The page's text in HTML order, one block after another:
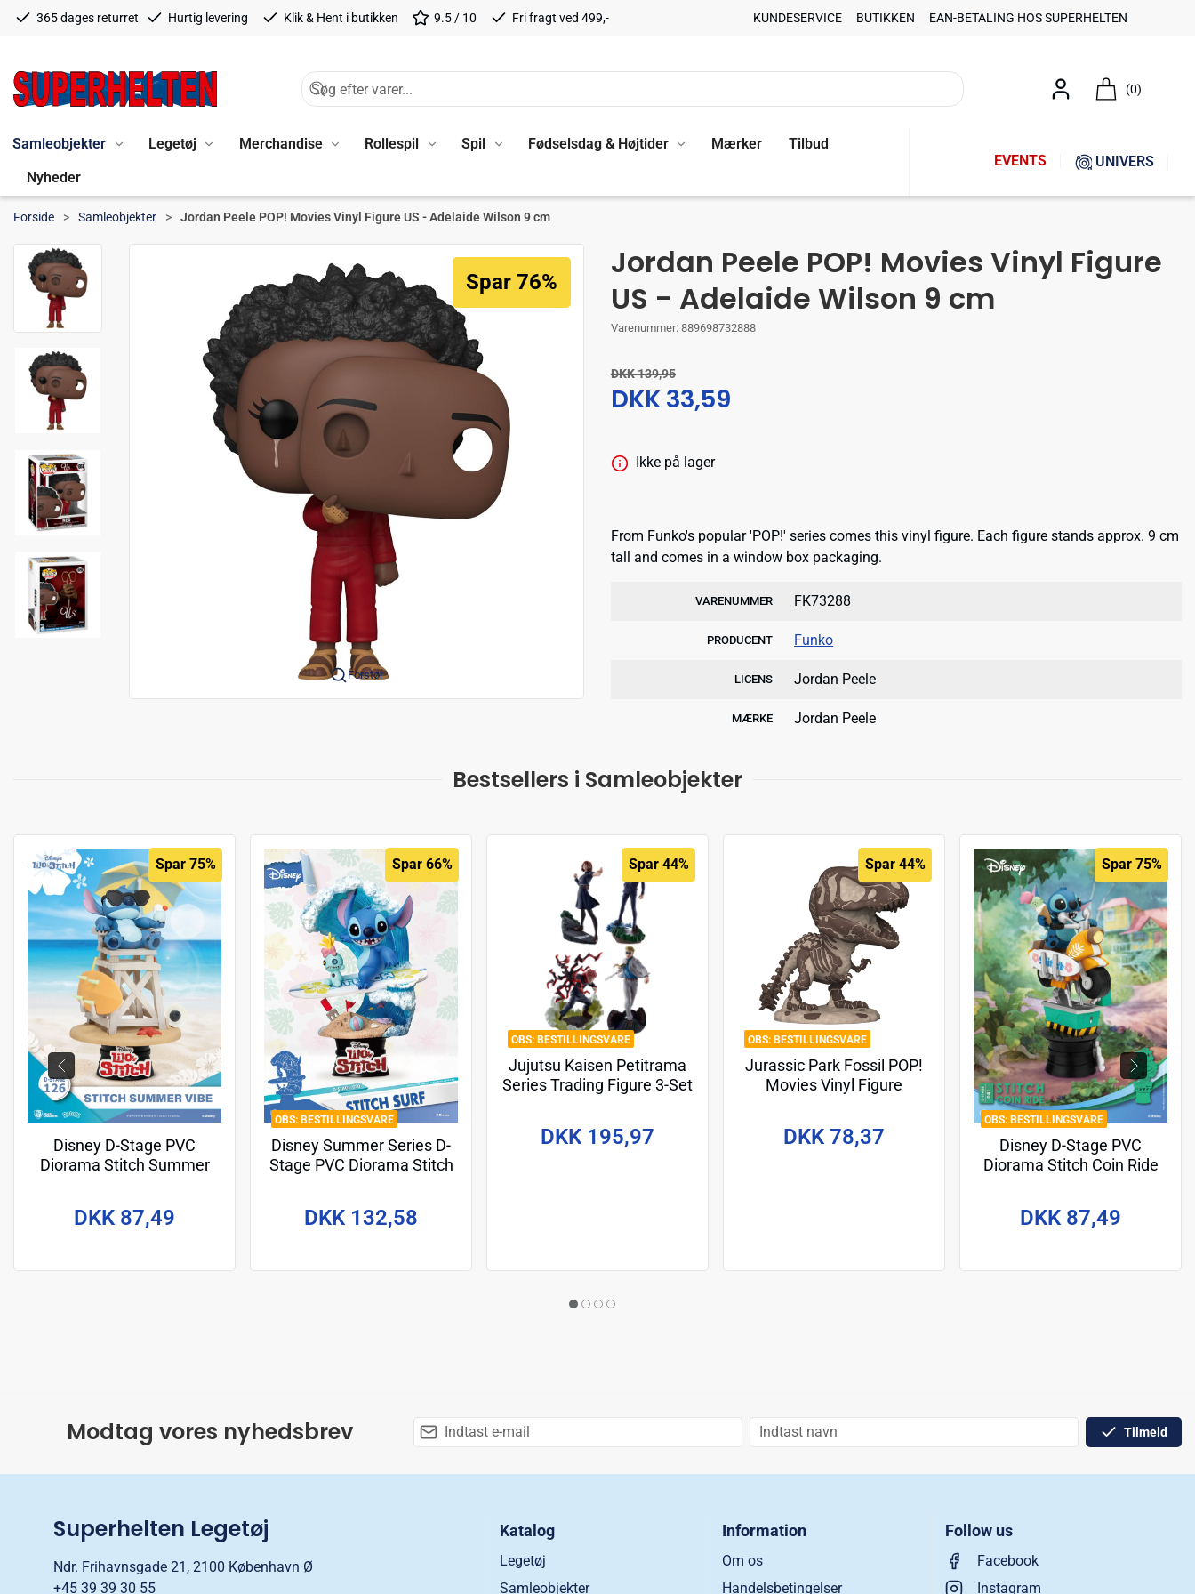
365 dages returret Hurtig levering Klik & Hent i butikken 9.5 / 10 Fri fragt ved 499,- KUNDESERVICE BUTIKKEN EAN-BETALING HOS SUPERHELTEN
(0)
Samleobjekter Legetøj Merchandise Rollespil Spil Fødselsdag & Højtider Mærker
Tilbud
Nyheder
EVENTS UNIVERS
Forside Samleobjekter Jordan Peele POP! Movies Vinyl Figure US - Adelaide Wilson 9 cm
Forstør
Spar 76%
Jordan Peele POP! Movies Vinyl Figure
US - Adelaide Wilson 9 cm
Varenummer: 889698732888
DKK 139,95
DKK 33,59
Ikke på lager
From Funko's popular 'POP!' series comes this vinyl figure. Each figure stands approx. 9 cm
tall and comes in a window box packaging.
VARENUMMER FK73288
PRODUCENT Funko
LICENS Jordan Peele
MÆRKE Jordan Peele
Bestsellers i Samleobjekter
Spar 75%
Disney D-Stage PVC
Diorama Stitch Summer
DKK 87,49
BESTILLINGSVARE
Spar 66%
Disney Summer Series D-
Stage PVC Diorama Stitch
DKK 132,58
BESTILLINGSVARE
Spar 44%
Jujutsu Kaisen Petitrama
Series Trading Figure 3-Set
DKK 195,97
BESTILLINGSVARE
Spar 44%
Jurassic Park Fossil POP!
Movies Vinyl Figure
DKK 78,37
BESTILLINGSVARE
Spar 75%
Disney D-Stage PVC
Diorama Stitch Coin Ride
DKK 87,49
Modtag vores nyhedsbrev Tilmeld
Superhelten Legetøj
Ndr. Frihavnsgade 21, 2100 København Ø
+45 39 39 30 55
Katalog
Legetøj
Samleobjekter
Information
Om os
Handelsbetingelser
Follow us
Facebook
Instagram